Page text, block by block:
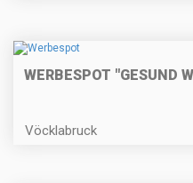
WERBESPOT "GESUND
Vöcklabruck